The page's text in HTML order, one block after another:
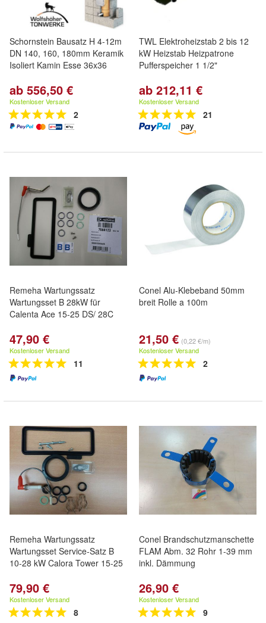
Schornstein Bausatz H 4-12m
DN 140, 160, 180mm Keramik
Isoliert Kamin Esse 36x36
ab 556,50 €
Kostenloser Versand
2
TWL Elektroheizstab 2 bis 12
kW Heizstab Heizpatrone
Pufferspeicher 1 1/2"
ab 212,11 €
Kostenloser Versand
21
Remeha Wartungssatz
Wartungsset B 28kW für
Calenta Ace 15-25 DS/ 28C
47,90 €
Kostenloser Versand
11
Conel Alu-Klebeband 50mm
breit Rolle a 100m
21,50 € (0,22 €/m)
Kostenloser Versand
2
Remeha Wartungssatz
Wartungsset Service-Satz B
10-28 kW Calora Tower 15-25
79,90 €
Kostenloser Versand
8
Conel Brandschutzmanschette
FLAM Abm. 32 Rohr 1-39 mm
inkl. Dämmung
26,90 €
Kostenloser Versand
9